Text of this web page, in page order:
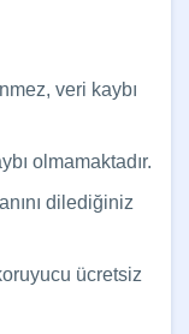
veri kaybı
olmamaktadır.
dilediğiniz
ücretsiz